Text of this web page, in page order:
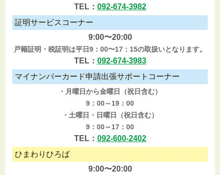
TEL： 092-674-3982
証明サービスコーナー
9:00〜20:00
戸籍証明・税証明は平日9：00〜17：15の取扱いとなります。
TEL： 092-674-3983
マイナンバーカード申請出張サポートコーナー
・月曜日から金曜日（祝日含む）
9：00～19：00
・土曜日・日曜日（祝日含む）
9：00～17：00
TEL： 092-600-2402
ひまわりひろば
9:00〜20:00